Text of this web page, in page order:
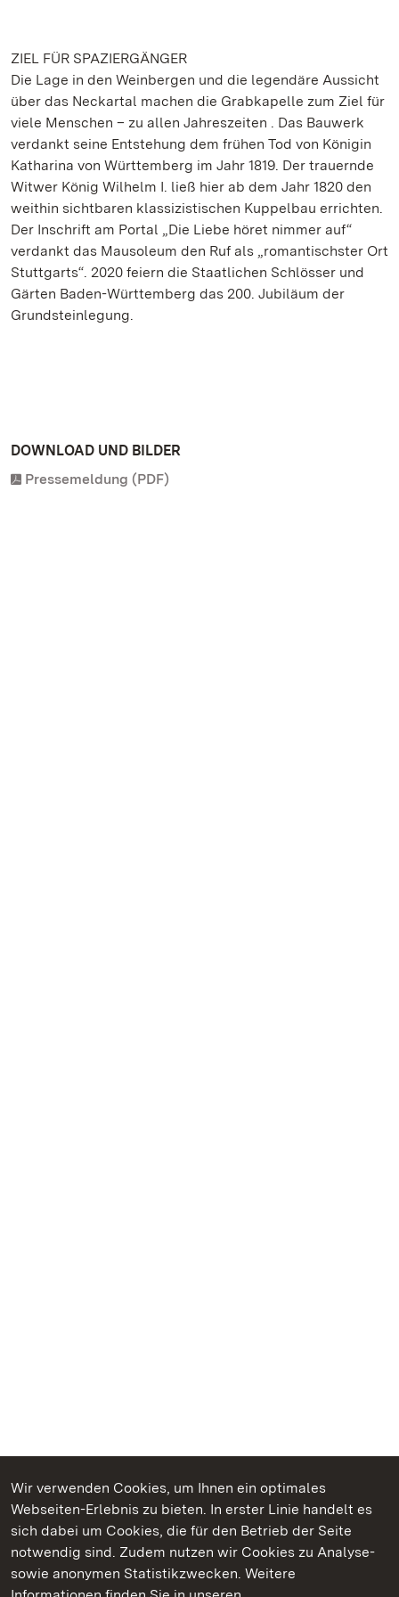
Wir verwenden Cookies, um Ihnen ein optimales
Webseiten-Erlebnis zu bieten. In erster Linie handelt es
sich dabei um Cookies, die für den Betrieb der Seite
notwendig sind. Zudem nutzen wir Cookies zu Analyse-
sowie anonymen Statistikzwecken. Weitere
ZIEL FÜR SPAZIERGÄNGER
Die Lage in den Weinbergen und die legendäre Aussicht
über das Neckartal machen die Grabkapelle zum Ziel für
viele Menschen – zu allen Jahreszeiten . Das Bauwerk
verdankt seine Entstehung dem frühen Tod von Königin
Katharina von Württemberg im Jahr 1819. Der trauernde
Witwer König Wilhelm I. ließ hier ab dem Jahr 1820 den
weithin sichtbaren klassizistischen Kuppelbau errichten.
Der Inschrift am Portal „Die Liebe höret nimmer auf“
verdankt das Mausoleum den Ruf als „romantischster Ort
Stuttgarts“. 2020 feiern die Staatlichen Schlösser und
Gärten Baden-Württemberg das 200. Jubiläum der
Grundsteinlegung.
DOWNLOAD UND BILDER
Pressemeldung (PDF)
Kommen. Staunen. Genießen.